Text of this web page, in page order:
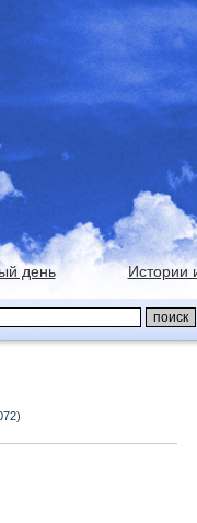
день Истории